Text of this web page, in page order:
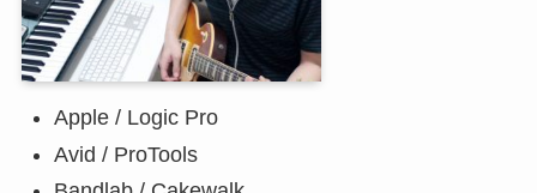
Apple / Logic Pro
Avid / ProTools